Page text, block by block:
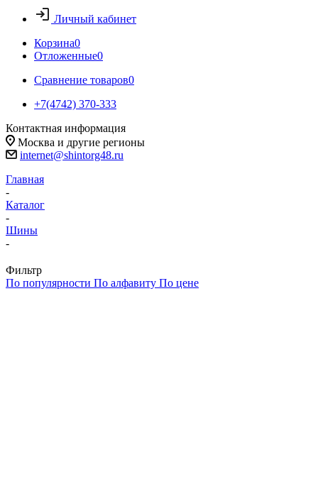
Личный кабинет
Корзина0
Отложенные0
Сравнение товаров0
+7(4742) 370-333
Контактная информация
Москва и другие регионы
internet@shintorg48.ru
Главная
-
Каталог
-
Шины
-
Фильтр
По популярности По алфавиту По цене